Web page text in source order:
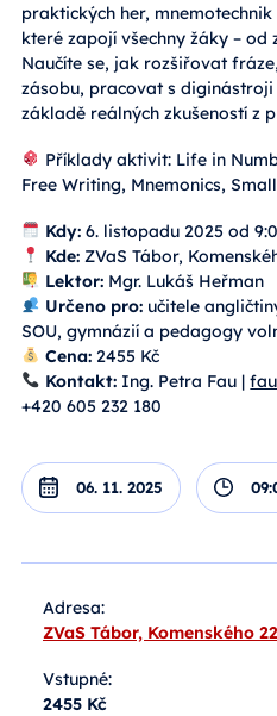
praktických her,
které zapojí všechny žáky –
Naučíte se, jak rozšiřovat
zásobu, pracovat s diginástroji
základě reálných zkušeností z
Příklady aktivit: Life in
Free Writing, Mnemonics,
Kdy: 6. listopadu 2025 od
Kde: ZVaS Tábor,
Lektor: Mgr. Lukáš Heřman
Určeno pro: učitele
SOU, gymnázií a pedagogy
Cena: 2455 Kč
Kontakt: Ing. Petra Fau |
+420 605 232 180
06. 11. 2025
Adresa:
ZVaS Tábor, Komenského
Vstupné:
2455 Kč